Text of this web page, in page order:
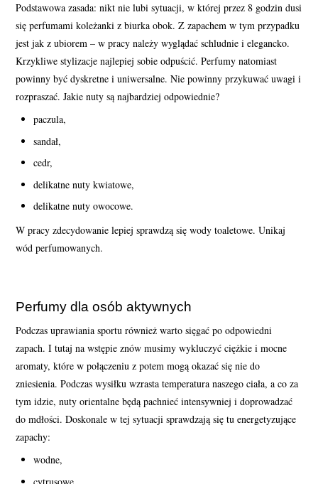
Podstawowa zasada: nikt nie lubi sytuacji, w której przez 8 godzin dusi
się perfumami koleżanki z biurka obok. Z zapachem w tym przypadku
jest jak z ubiorem – w pracy należy wyglądać schludnie i elegancko.
Krzykliwe stylizacje najlepiej sobie odpuścić. Perfumy natomiast
powinny być dyskretne i uniwersalne. Nie powinny przykuwać uwagi i
rozpraszać. Jakie nuty są najbardziej odpowiednie?
paczula,
sandał,
cedr,
delikatne nuty kwiatowe,
delikatne nuty owocowe.
W pracy zdecydowanie lepiej sprawdzą się wody toaletowe. Unikaj
wód perfumowanych.
Perfumy dla osób aktywnych
Podczas uprawiania sportu również warto sięgać po odpowiedni
zapach. I tutaj na wstępie znów musimy wykluczyć ciężkie i mocne
aromaty, które w połączeniu z potem mogą okazać się nie do
zniesienia. Podczas wysiłku wzrasta temperatura naszego ciała, a co za
tym idzie, nuty orientalne będą pachnieć intensywniej i doprowadzać
do mdłości. Doskonale w tej sytuacji sprawdzają się tu energetyzujące
zapachy:
wodne,